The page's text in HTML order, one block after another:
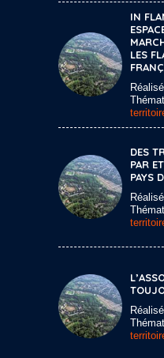
IN
LES
DES
PAR
PAYS